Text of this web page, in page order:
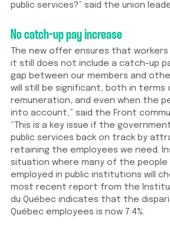
public services?” said the union
No catch-up pay increase
The new offer ensures that workers
it still does not include a catch-up
gap between our members and
will still be significant, both in terms
remuneration, and even when the
into account,” said the Front
“This is a key issue if the
public services back on track by
retaining the employees we need.
situation where many of the
employed in public institutions will
most recent report from the
du Québec indicates that the
Québec employees is now 7.4%.